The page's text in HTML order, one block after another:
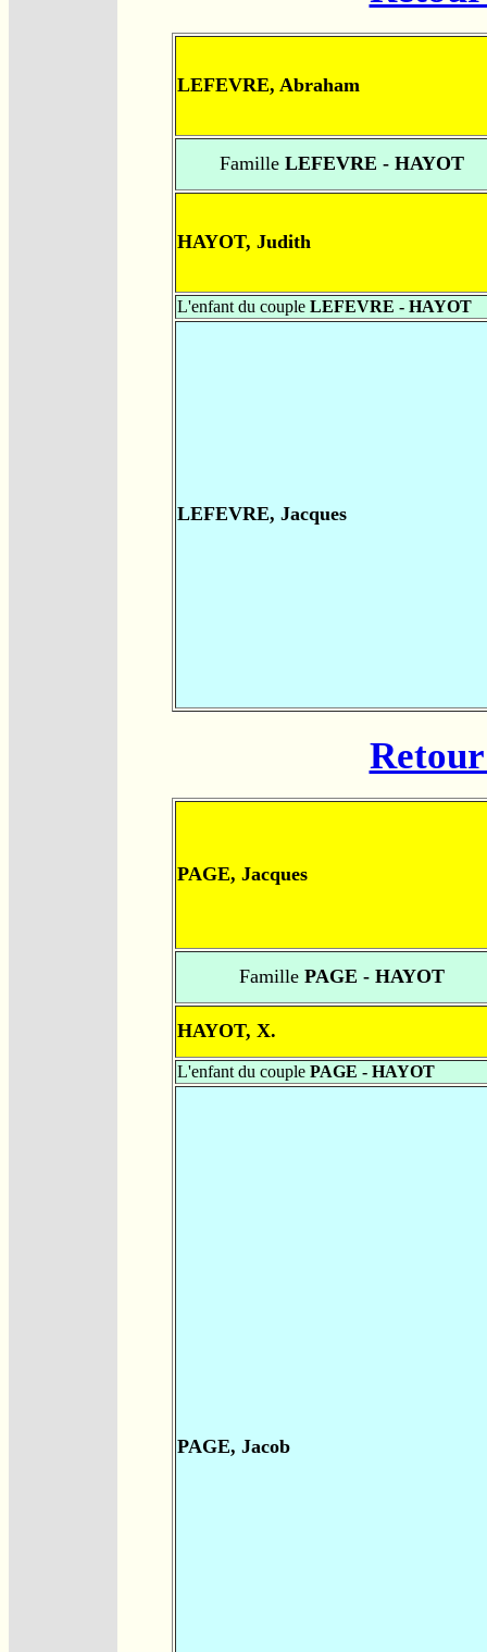
LEFEVRE, Abraham
Famille LEFEVRE - HAYOT
HAYOT, Judith
L'enfant du couple LEFEVRE - HAYOT
LEFEVRE, Jacques
PAGE, Jacques
Famille PAGE - HAYOT
HAYOT, X.
L'enfant du couple PAGE - HAYOT
PAGE, Jacob